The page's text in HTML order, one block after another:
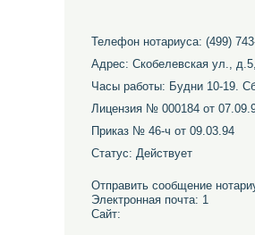
Телефон нотариуса: (499)
Адрес: Скобелевская ул.,
Часы работы: Будни 10-19.
Лицензия № 000184 от
Приказ № 46-ч от 09.03.94
Статус: Действует
Отправить сообщение
Электронная почта: 1
Сайт: